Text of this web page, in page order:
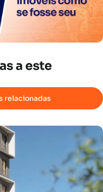
a este
relacionadas